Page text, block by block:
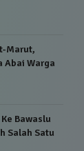
Marut,
Abai Warga
Bawaslu
Salah Satu